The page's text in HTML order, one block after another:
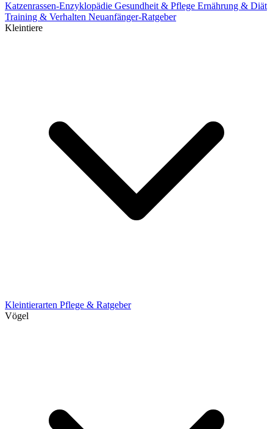
Katzenrassen-Enzyklopädie Gesundheit & Pflege Ernährung & Diät
Training & Verhalten Neuanfänger-Ratgeber
Kleintiere
Kleintierarten Pflege & Ratgeber
Vögel